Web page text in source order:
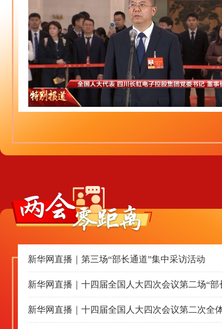
新华网直播｜第三场“部长通道”集中采访活动
新华网直播｜十四届全国人大四次会议第二场“
新华网直播｜十四届全国人大四次会议第二次全